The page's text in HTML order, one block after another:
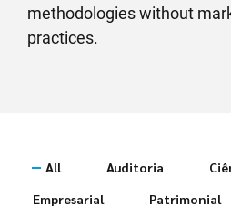
methodologies without
practices.
All Auditoria
Empresarial
Patrimonial